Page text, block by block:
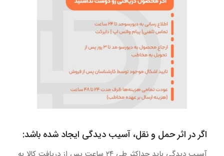
اگر در اثر حمل و نقل، آسیب دیدگی ایجاد شده باشد: